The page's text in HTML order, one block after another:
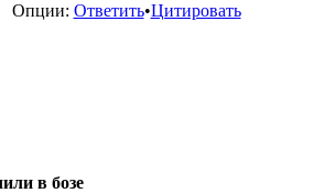
Опции: Ответить•Цитировать
в бозе